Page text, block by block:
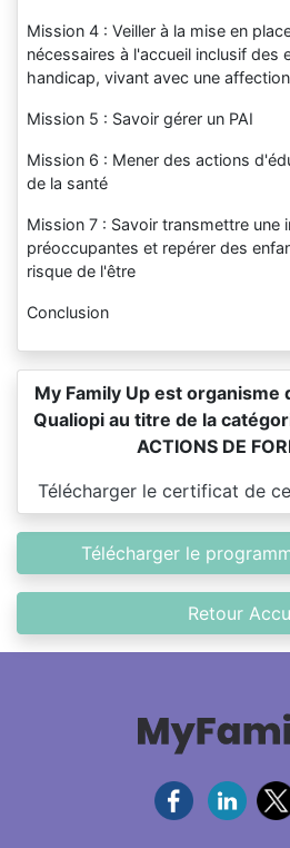
Mission 4 : Veiller à la mise en
nécessaires à l'accueil inclusif des
handicap, vivant avec une
Mission 5 : Savoir gérer un PAI
Mission 6 : Mener des actions
de la santé
Mission 7 : Savoir transmettre une
préoccupantes et repérer des
risque de l'être
Conclusion
My Family Up est
Qualiopi au titre de la
ACTIONS DE
Télécharger le certificat de
Télécharger le
Retour